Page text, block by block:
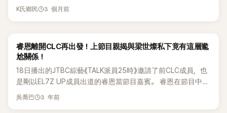
於2021年正式終止合約，之後其餘成員也陸續離開Cube娛
人頁面，疑似正式告別演藝圈。 今年稍早便有消息指出，CLC
將為慶祝出道11週年展開特別活動，甚至規劃舉辦紀念演唱
會。不過消息同時提到，恩彬有意淡出演藝圈，而現為限定女
團 Kep1er 成員的 崔有眞 ，則因行程衝突無法參與相關活動。
當時不少粉絲便對此感到不解，質疑所謂的「行程衝突」是否真
Elkie。2022年5月，CLC正式解散。7月19日，CLC將帶著11周
來動向高度關注，甚至傳出可能淡出演藝圈的猜測。 Cube娛
樂22日透過官方 SNS 發聲明表示：「經過長時間討論後，已與
旗下藝人權恩彬結束專屬合約。」公司也提到，權恩彬於 2016
年以 CLC 成員身分出道，身為團內老么，在主唱、Rap、舞蹈
等方面都展現出全方位實力，「作為多才多藝的 All-Rounder 藝
K氏鄉民 3 個月前
睿恩離開CLC再出發！上節目親揭與梁世燦私下竟有這層尷
尬關係！
18日播出的JTBC綜藝《TALK派員25時》邀請了前CLC成員，也
是剛以EL7Z UP成員出道的睿恩當節目嘉賓。 睿恩在節目中介
紹自己時表示「我本來以CLC身分活動，在團體解散後，參加
吳喬巴 3 年前